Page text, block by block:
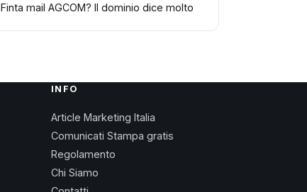
Finta mail AGCOM? Il dominio dice molto
INFO
Article Marketing Italia
Comunicati Stampa gratis
Regolamento
Chi Siamo